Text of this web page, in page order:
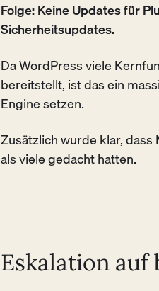
Folge: Keine Updates für
Sicherheitsupdates.
Da WordPress viele
bereitstellt, ist das ein
Engine setzen.
Zusätzlich wurde klar,
als viele gedacht hatten.
Eskalation auf